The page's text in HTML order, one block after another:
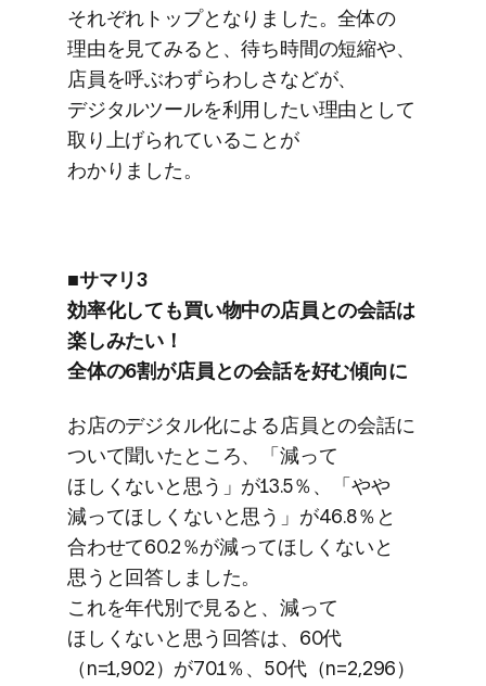
それぞれトップと​なりました。​全体の​
理由を​見てみると、​待ち時間の​短縮や、​
店員を​呼ぶわずらわしさなどが、​
デジタルツールを​利用したい​理由と​して​
取り上げられている​ことが​
わかりました。
■サマリ3
効率化しても​買い物中の​店員との​会話は​
楽しみたい！
全体の​6割が​店員との​会話を​好む傾向に
お店の​デジタル化に​よる​店員との​会話に​
ついて​聞いた​ところ、​「減って​
ほしくないと​思う」が​13.5％、​「やや​
減って​ほしくないと​思う」が​46.8％と​
合わせて​60.2％が​減って​ほしくないと​
思うと​回答しました。
これを​年代別で​見ると、​減って​
ほしくないと​思う​回答は、​60代​
（n=1,902）が​70.1％、​50代​（n=2,296）